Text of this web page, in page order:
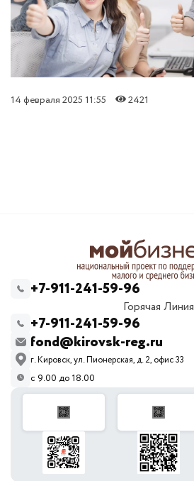
14 февраля 2025 11:55 2421
+7-911-241-59-96
Горячая Линия
+7-911-241-59-96
fond@kirovsk-reg.ru
г. Кировск, ул. Пионерская, д. 2, офис 33
с 9.00 до 18.00